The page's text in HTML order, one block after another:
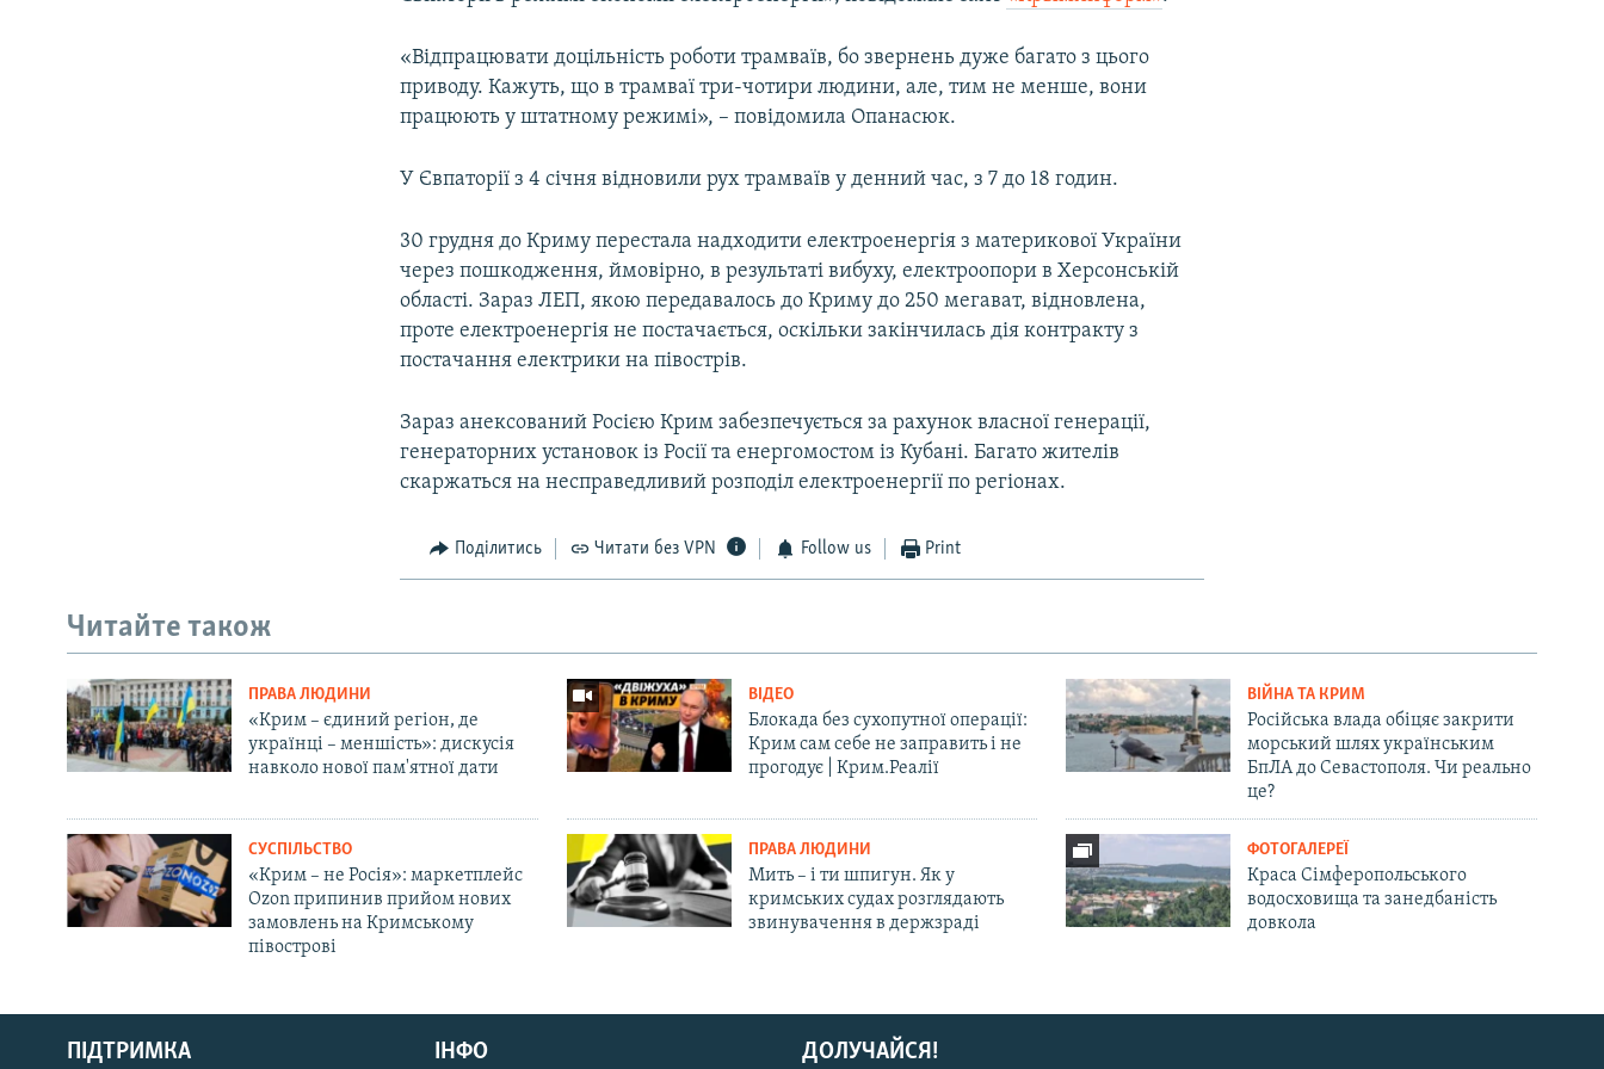
Русский
Qırımtatar
«Відпрацювати доцільність роботи трамваїв, бо звернень дуже багато з цього
приводу. Кажуть, що в трамваї три-чотири людини, але, тим не менше, вони
працюють у штатному режимі», – повідомила Опанасюк.
У Євпаторії з 4 січня відновили рух трамваїв у денний час, з 7 до 18 годин.
30 грудня до Криму перестала надходити електроенергія з материкової України
через пошкодження, ймовірно, в результаті вибуху, електроопори в Херсонській
області. Зараз ЛЕП, якою передавалось до Криму до 250 мегават, відновлена,
проте електроенергія не постачається, оскільки закінчилась дія контракту з
постачання електрики на півострів.
Зараз анексований Росією Крим забезпечується за рахунок власної генерації,
генераторних установок із Росії та енергомостом із Кубані. Багато жителів
скаржаться на несправедливий розподіл електроенергії по регіонах.
Поділитись Читати без VPN Follow us Print
Читайте також
ПРАВА ЛЮДИНИ
«Крим – єдиний регіон, де
українці – меншість»: дискусія
навколо нової пам'ятної дати
ВІДЕО
Блокада без сухопутної операції:
Крим сам себе не заправить і не
прогодує | Крим.Реалії
ВІЙНА ТА КРИМ
Російська влада обіцяє закрити
морський шлях українським
БпЛА до Севастополя. Чи реально
це?
СУСПІЛЬСТВО
«Крим – не Росія»: маркетплейс
Ozon припинив прийом нових
замовлень на Кримському
півострові
ПРАВА ЛЮДИНИ
Мить – і ти шпигун. Як у
кримських судах розглядають
звинувачення в держзраді
ФОТОГАЛЕРЕЇ
Краса Сімферопольського
водосховища та занедбаність
довкола
ДОЛУЧАЙСЯ!
ПІДТРИМКА ІНФО